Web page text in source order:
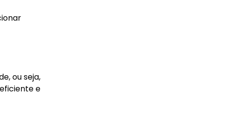
ou seja,
e